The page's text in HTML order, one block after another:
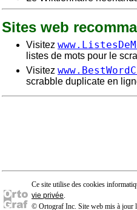
Sites web
Visitez
listes de mots pour le
Visitez
scrabble duplicate en
Ce site utilise des cookies
vie privée.
© Ortograf Inc. Site web mis à jour